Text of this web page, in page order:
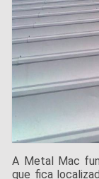
A Metal Mac
que fica